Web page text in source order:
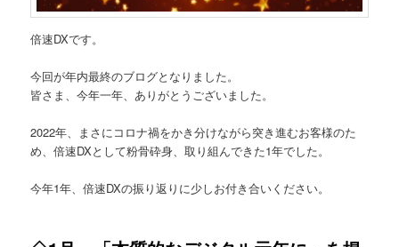
倍速DXです。
今回が年内最終のブログとなりました。
皆さま、今年一年、ありがとうございました。
2022年、まさにコロナ禍をかき分けながら突き進むお客様のた
め、倍速DXとして粉骨砕身、取り組んできた1年でした。
今年1年、倍速DXの振り返りに少しお付き合いください。